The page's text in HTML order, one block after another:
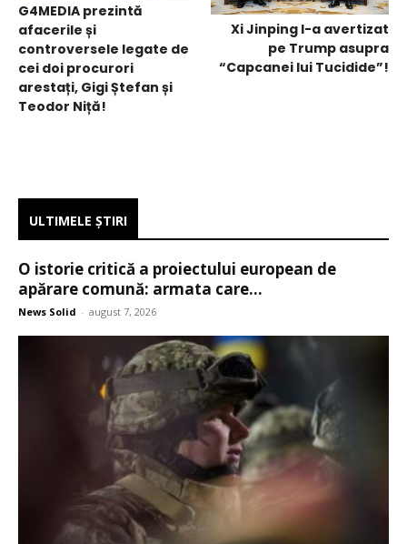
G4MEDIA prezintă
afacerile și
controversele legate de
cei doi procurori
arestați, Gigi Ștefan și
Teodor Niță!
Xi Jinping l-a avertizat
pe Trump asupra
“Capcanei lui Tucidide”!
ULTIMELE ŞTIRI
O istorie critică a proiectului european de
apărare comună: armata care...
News Solid - august 7, 2026